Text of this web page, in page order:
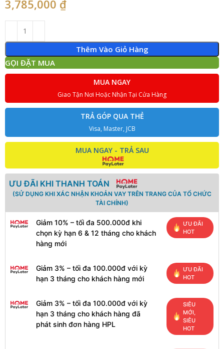
3,785,000 ₫
Thêm Vào Giỏ Hàng
GỌI ĐẶT MUA
MUA NGAY
Giao Tận Nơi Hoặc Nhận Tại Cửa Hàng
TRẢ GÓP QUA THẺ
Visa, Master, JCB
MUA NGAY - TRẢ SAU
ƯU ĐÃI KHI THANH TOÁN
(SỬ DỤNG KHI XÁC NHẬN KHOẢN VAY TRÊN TRANG CỦA TỔ CHỨC
TÀI CHÍNH)
Giảm 10% – tối đa 500.000đ khi
chọn kỳ hạn 6 & 12 tháng cho khách
hàng mới
ƯU ĐÃI
HOT
Giảm 3% – tối đa 100.000đ với kỳ
hạn 3 tháng cho khách hàng mới
ƯU ĐÃI
HOT
Giảm 3% – tối đa 100.000đ với kỳ
hạn 3 tháng cho khách hàng đã
phát sinh đơn hàng HPL
SIÊU
MỚI,
SIÊU
HOT